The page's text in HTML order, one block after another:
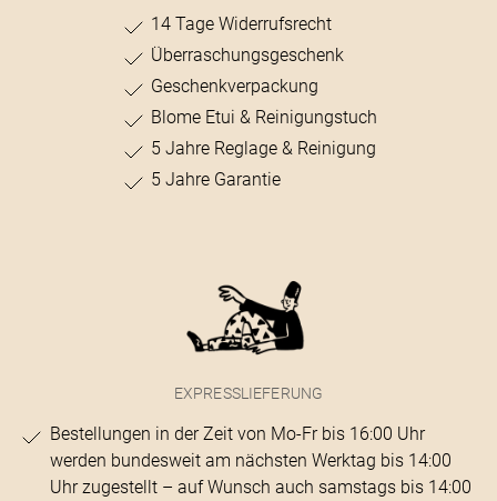
14 Tage Widerrufsrecht
Überraschungsgeschenk
Geschenkverpackung
Blome Etui & Reinigungstuch
5 Jahre Reglage & Reinigung
5 Jahre Garantie
EXPRESSLIEFERUNG
Bestellungen in der Zeit von Mo-Fr bis 16:00 Uhr
werden bundesweit am nächsten Werktag bis 14:00
Uhr zugestellt – auf Wunsch auch samstags bis 14:00